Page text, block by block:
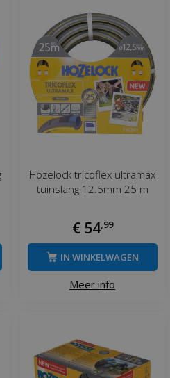
Hozelock tricoflex ultramax
tuinslang 12.5mm 25 m
€ 54 99
Meer info
IN WINKELWAGEN